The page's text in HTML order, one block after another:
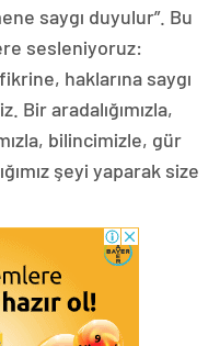
saygı duyulur”. Bu
sesleniyoruz:
haklarına saygı
Bir aradalığımızla,
bilincimizle, gür
şeyi yaparak size